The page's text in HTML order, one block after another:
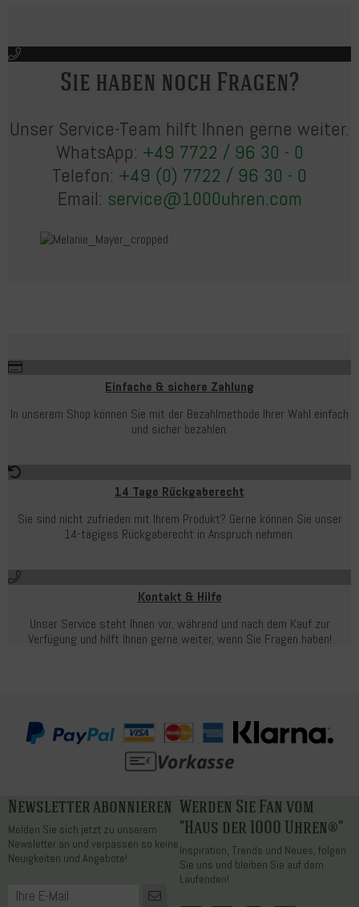
Sie haben noch Fragen?
Unser Service-Team hilft Ihnen gerne weiter.
WhatsApp: +49 7722 / 96 30 - 0
Telefon: +49 (0) 7722 / 96 30 - 0
Email: service@1000uhren.com
Einfache & sichere Zahlung
In unserem Shop können Sie mit der Bezahlmethode Ihrer Wahl einfach
und sicher bezahlen.
14 Tage Rückgaberecht
Sie sind nicht zufrieden mit Ihrem Produkt? Gerne können Sie unser
14-tägiges Rückgaberecht in Anspruch nehmen.
Kontakt & Hilfe
Unser Service steht Ihnen vor, während und nach dem Kauf zur
Verfügung und hilft Ihnen gerne weiter, wenn Sie Fragen haben!
Newsletter abonnieren
Melden Sie sich jetzt zu unserem
Newsletter an und verpassen so keine
Neuigkeiten und Angebote!
Werden Sie Fan vom
"Haus der 1000 Uhren®"
Inspiration, Trends und Neues, folgen
Sie uns und bleiben Sie auf dem
Laufenden!